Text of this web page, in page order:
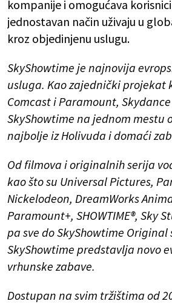
kompanije i omogućava
jednostavan način uživaju u
kroz objedinjenu uslugu.
SkyShowtime je najnovija
usluga. Kao zajednički projekat
Comcast i Paramount,
SkyShowtime na jednom mestu
najbolje iz Holivuda i domaći
Od filmova i originalnih serija
kao što su Universal Pictures,
Nickelodeon, DreamWorks
Paramount+, SHOWTIME®, Sky
pa sve do SkyShowtime Original
SkyShowtime predstavlja novo
vrhunske zabave.
Dostupan na svim tržištima od